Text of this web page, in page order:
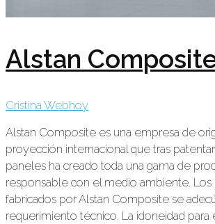
Alstan
Cristina Webhoy
Alstan Composite es una empresa de
proyección internacional que tras
paneles ha creado toda una gama de
responsable con el medio ambiente. Los
fabricados por Alstan Composite se
requerimiento técnico. La idoneidad para